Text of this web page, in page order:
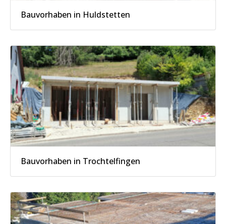
Bauvorhaben in Huldstetten
Bauvorhaben in Trochtelfingen